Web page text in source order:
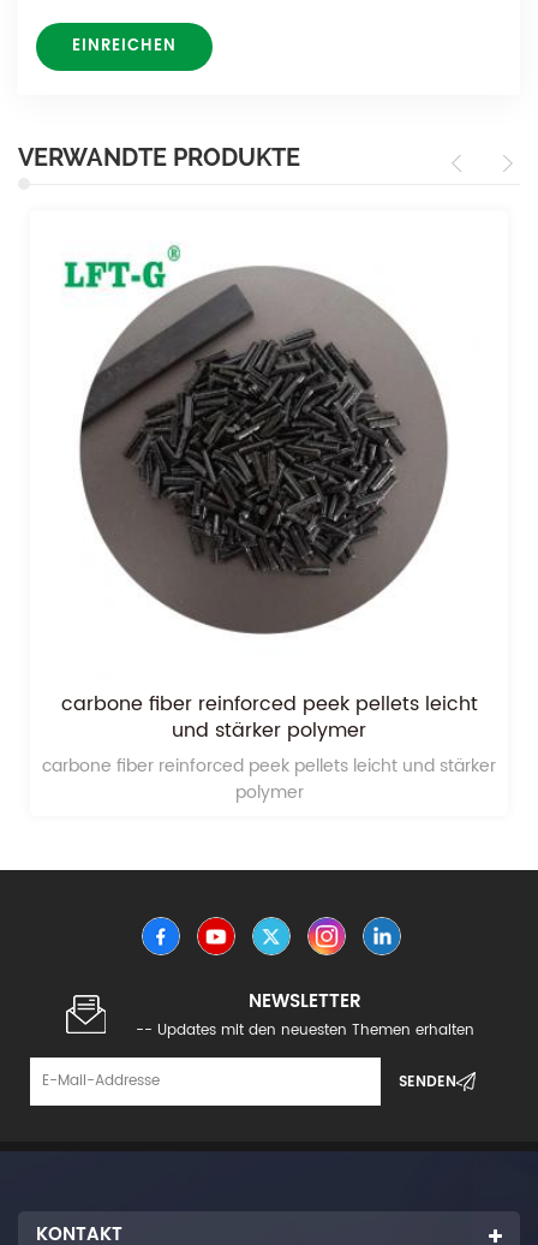
VERWANDTE PRODUKTE
technischer Kunststoff-peek schwarz peek-
Granulat pellets
Der Charakter technischer Kunststoff-peek schwarz
peek-Granulat pellets Billig ist als andere,weil unsere
NEWSLETTER
-- Updates mit den neuesten Themen erhalten
KONTAKT